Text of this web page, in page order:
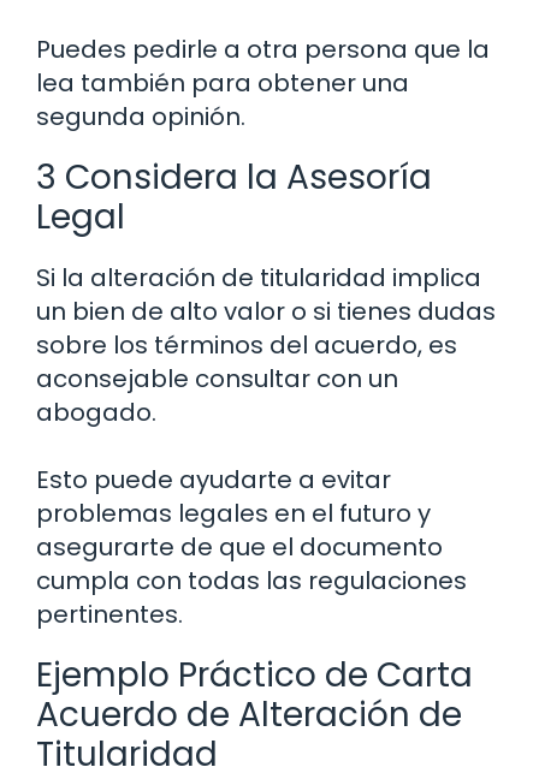
Puedes pedirle a otra persona que la
lea también para obtener una
segunda opinión.
3 Considera la Asesoría
Legal
Si la alteración de titularidad implica
un bien de alto valor o si tienes dudas
sobre los términos del acuerdo, es
aconsejable consultar con un
abogado.
Esto puede ayudarte a evitar
problemas legales en el futuro y
asegurarte de que el documento
cumpla con todas las regulaciones
pertinentes.
Ejemplo Práctico de Carta
Acuerdo de Alteración de
Titularidad